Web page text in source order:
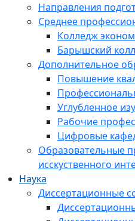
Направления
Среднее
Колледж
Барышский
Дополнительное
Повышение
Углубленное
Рабочие
Цифровые
Образовательные
исскуственного
Наука
Диссертационные